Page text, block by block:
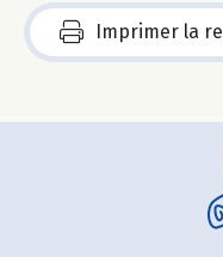
Imprimer la